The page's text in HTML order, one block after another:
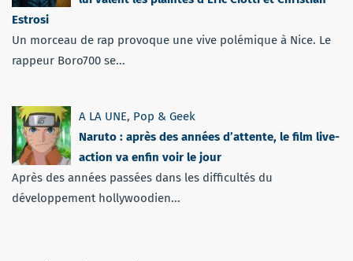
Estrosi
Un morceau de rap provoque une vive polémique à Nice. Le
rappeur Boro700 se...
A LA UNE, Pop & Geek
Naruto : après des années d’attente, le film live-
action va enfin voir le jour
Après des années passées dans les difficultés du
développement hollywoodien...